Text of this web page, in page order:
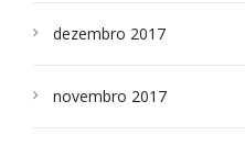
dezembro 2017
novembro 2017